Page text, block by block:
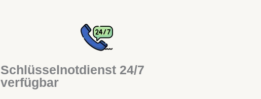
Schlüsselnotdienst 24/7
verfügbar